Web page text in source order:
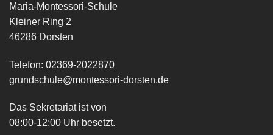
Maria-Montessori-Schule
Kleiner Ring 2
46286 Dorsten
Telefon: 02369-2022870
grundschule@montessori-dorsten.de
Das Sekretariat ist von
08:00-12:00 Uhr besetzt.